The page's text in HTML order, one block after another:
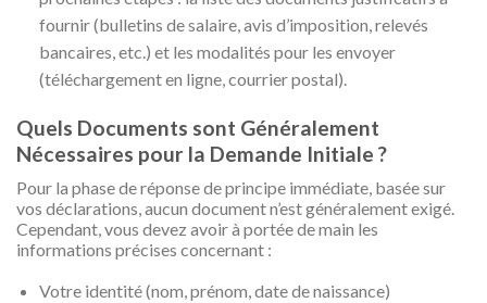
fournir (bulletins de salaire, avis d’imposition, relevés
bancaires, etc.) et les modalités pour les envoyer
(téléchargement en ligne, courrier postal).
Quels Documents sont Généralement
Nécessaires pour la Demande Initiale ?
Pour la phase de réponse de principe immédiate, basée sur
vos déclarations, aucun document n’est généralement exigé.
Cependant, vous devez avoir à portée de main les
informations précises concernant :
Votre identité (nom, prénom, date de naissance)